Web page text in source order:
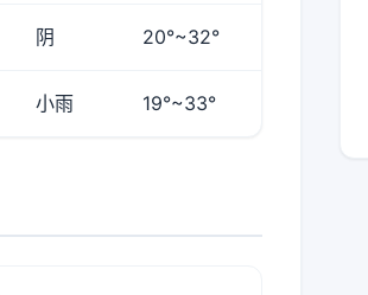
阴 20°~32°
小雨 19°~33°